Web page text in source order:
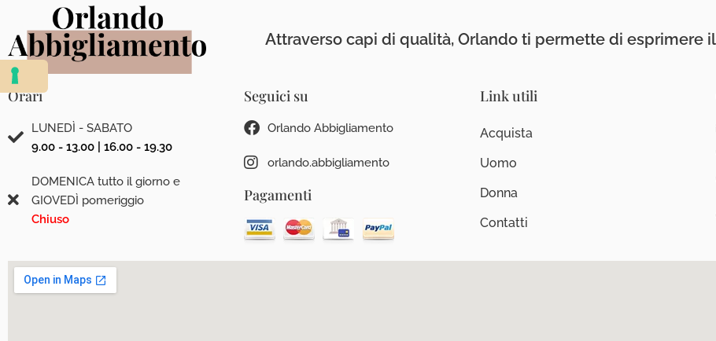
Attraverso capi di qualità, Orlando ti permette di esprimere
Orari
LUNEDÌ - SABATO
9.00 - 13.00 | 16.00 - 19.30
DOMENICA tutto il giorno e
GIOVEDÌ pomeriggio
Chiuso
Seguici su
Orlando Abbigliamento
orlando.abbigliamento
Pagamenti
Link utili
Acquista
Uomo
Donna
Contatti